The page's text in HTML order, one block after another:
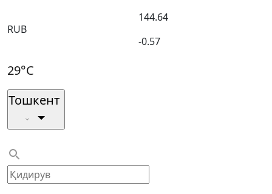
RUB
144.64
-0.57
29°C
Тошкент